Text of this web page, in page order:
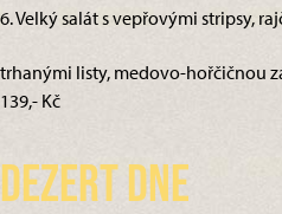
6. Velký salát s vepřovými stripsy,
trhanými listy, medovo-hořčičnou
139,- Kč
Dezert dne